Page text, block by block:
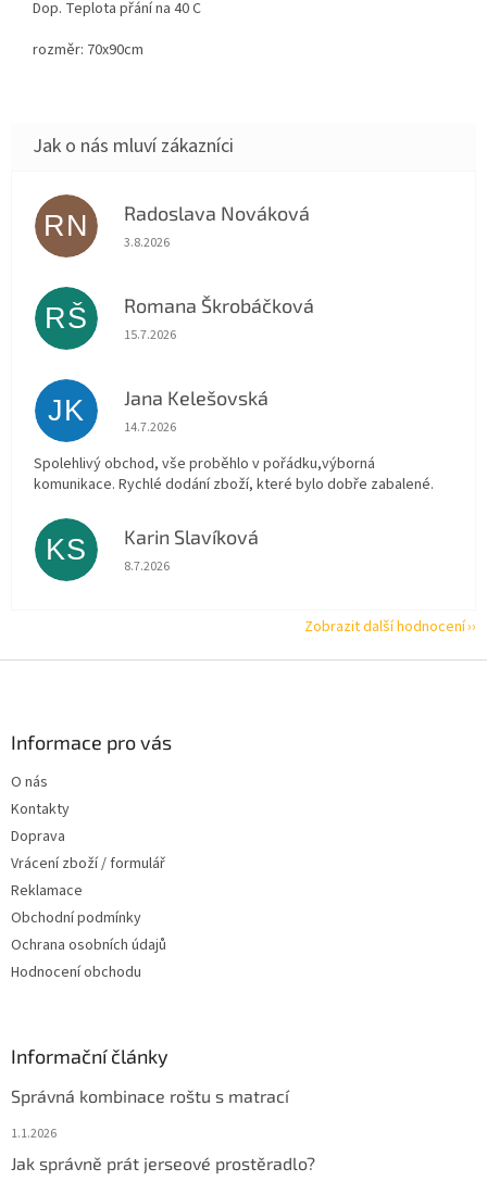
Dop. Teplota přání na 40 C
rozměr: 70x90cm
RN Radoslava Nováková
Hodnocení obchodu je 5 z 5 hvězdiček.
3.8.2026
RŠ Romana Škrobáčková
Hodnocení obchodu je 5 z 5 hvězdiček.
15.7.2026
JK Jana Kelešovská
Hodnocení obchodu je 5 z 5 hvězdiček.
14.7.2026
Spolehlivý obchod, vše proběhlo v pořádku,výborná
komunikace. Rychlé dodání zboží, které bylo dobře zabalené.
KS Karin Slavíková
Hodnocení obchodu je 5 z 5 hvězdiček.
8.7.2026
Zobrazit další hodnocení
Informace pro vás
O nás
Kontakty
Doprava
Vrácení zboží / formulář
Reklamace
Obchodní podmínky
Ochrana osobních údajů
Hodnocení obchodu
Informační články
Správná kombinace roštu s matrací
1.1.2026
Jak správně prát jerseové prostěradlo?